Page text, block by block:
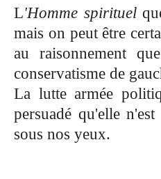
L'Homme spirituel
mais on peut être
au raisonnement
conservatisme de
La lutte armée
persuadé qu'elle
sous nos yeux.